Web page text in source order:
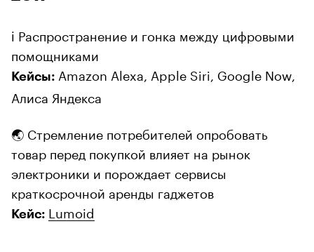
ℹ️ Распространение и гонка между цифровыми
помощниками
Кейсы: Amazon Alexa, Apple Siri, Google Now,
Алиса Яндекса
🌏 Стремление потребителей опробовать
товар перед покупкой влияет на рынок
электроники и порождает сервисы
краткосрочной аренды гаджетов
Кейс: Lumoid